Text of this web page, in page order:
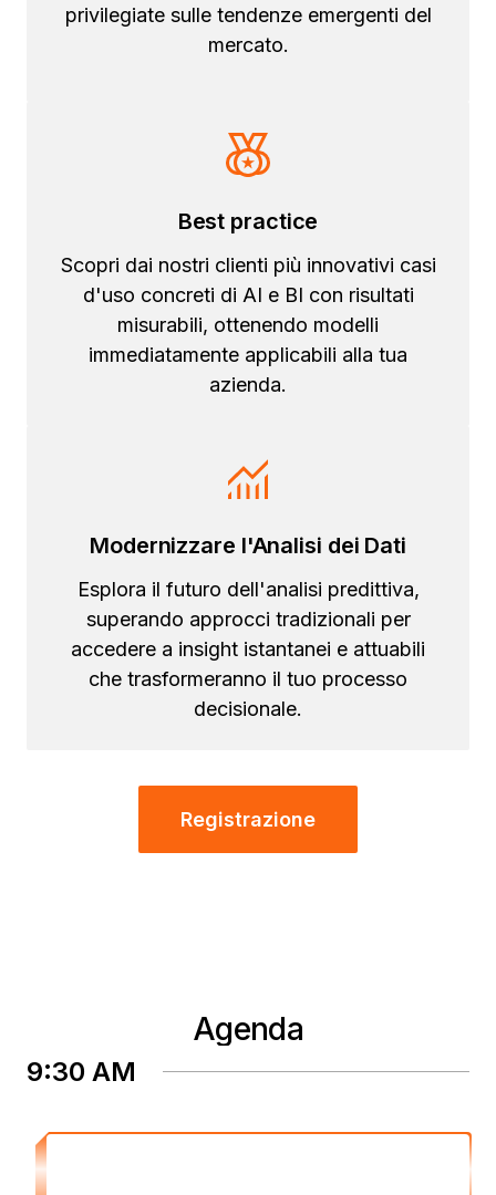
privilegiate sulle tendenze emergenti del
mercato.
Best practice
Scopri dai nostri clienti più innovativi casi
d'uso concreti di AI e BI con risultati
misurabili, ottenendo modelli
immediatamente applicabili alla tua
azienda.
Modernizzare l'Analisi dei Dati
Esplora il futuro dell'analisi predittiva,
superando approcci tradizionali per
accedere a insight istantanei e attuabili
che trasformeranno il tuo processo
decisionale.
Registrazione
Agenda
9:30 AM